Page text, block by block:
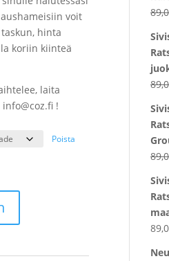
voit
hinta
koriin kiinteä
laita
!
Poista